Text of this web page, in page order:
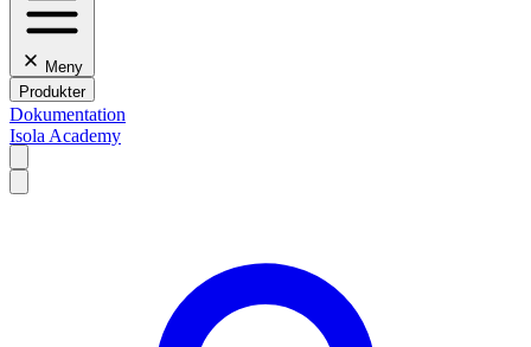
Meny
Produkter
Dokumentation
Isola Academy